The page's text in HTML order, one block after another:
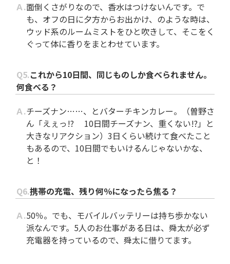
Ａ.面倒くさがりなので、香水はつけないんです。で
も、オフの日に夕方からお出かけ、のような時は、
ウッド系のルームミストをひと吹きして、そこをく
ぐって体に香りをまとわせています。
Q5.これから10日間、同じものしか食べられません。
何食べる？
Ａ.チーズナン……、とバターチキンカレー。（曽野さ
ん「えぇっ!? 10日間チーズナン、重くない!?」と
大きなリアクション）3日くらい続けて食べたこと
もあるので、10日間でもいけるんじゃないかな、
と！
Q6.携帯の充電、残り何％になったら焦る？
Ａ.50％。でも、モバイルバッテリーは持ち歩かない
派なんです。5人のお仕事がある日は、舜太が必ず
充電器を持っているので、舜太に借りてます。